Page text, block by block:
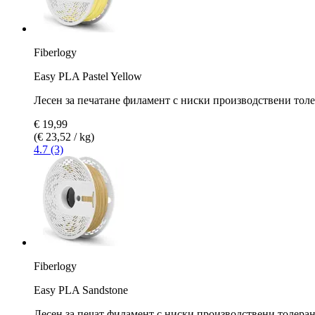
Fiberlogy
Easy PLA Pastel Yellow
Лесен за печатане филамент с ниски производствени
€ 19,99
(€ 23,52 / kg)
4.7 (3)
Fiberlogy
Easy PLA Sandstone